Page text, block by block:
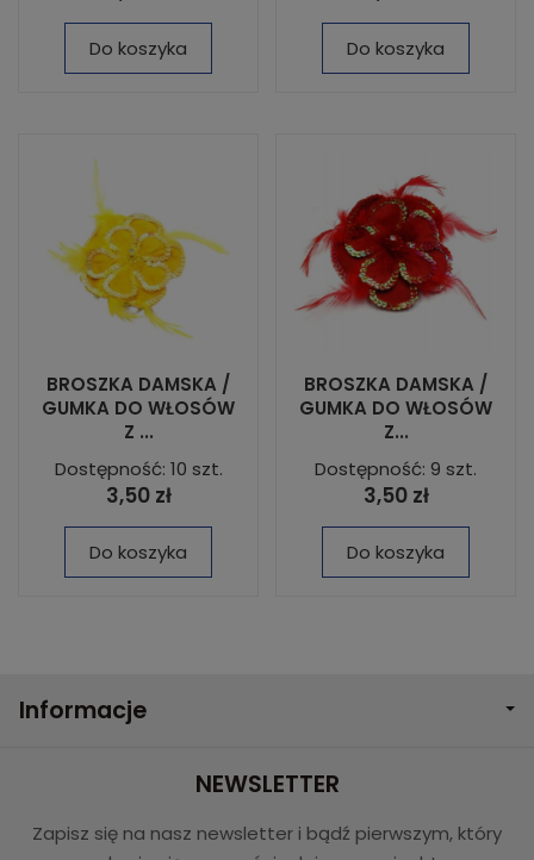
Do koszyka Do koszyka
BROSZKA DAMSKA /
GUMKA DO WŁOSÓW
Z ...
Dostępność: 10 szt.
3,50 zł
Do koszyka
BROSZKA DAMSKA /
GUMKA DO WŁOSÓW
Z...
Dostępność: 9 szt.
3,50 zł
Do koszyka
Informacje
NEWSLETTER
Zapisz się na nasz newsletter i bądź pierwszym, który